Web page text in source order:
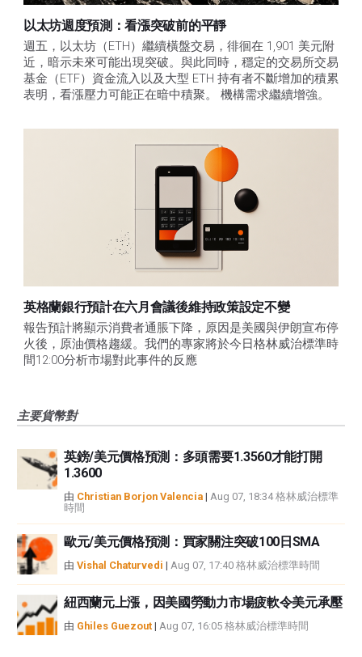
以太坊週度預測：看漲突破前的平靜
週五，以太坊（ETH）繼續橫盤交易，徘徊在 1,901 美元附
近，暗示未來可能出現突破。與此同時，穩定的交易所交易
基金（ETF）資金流入以及大型 ETH 持有者不斷增加的積累
表明，看漲壓力可能正在暗中積聚。 機構需求繼續增強。
英格蘭銀行預計在六月會議後維持政策設定不變
報告預計將顯示消費者通脹下降，原因是美國與伊朗宣布停
火後，原油價格趨緩。我們的專家將於今日格林威治標準時
間12:00分析市場對此事件的反應
主要貨幣對
英鎊/美元價格預測：多頭需要1.3560才能打開
1.3600
由 Christian Borjon Valencia | Aug 07, 18:34 格林威治標準
時間
歐元/美元價格預測：買家關注突破100日SMA
由 Vishal Chaturvedi | Aug 07, 17:40 格林威治標準時間
紐西蘭元上漲，因美國勞動力市場疲軟令美元承壓
由 Ghiles Guezout | Aug 07, 16:05 格林威治標準時間